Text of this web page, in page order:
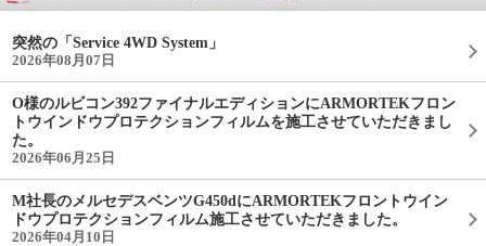
突然の「Service 4WD System」
2026年08月07日
O様のルビコン392ファイナルエディションにARMORTEKフロン
トウインドウプロテクションフィルムを施工させていただきまし
た。
2026年06月25日
M社長のメルセデスベンツG450dにARMORTEKフロントウイン
ドウプロテクションフィルム施工させていただきました。
2026年04月10日